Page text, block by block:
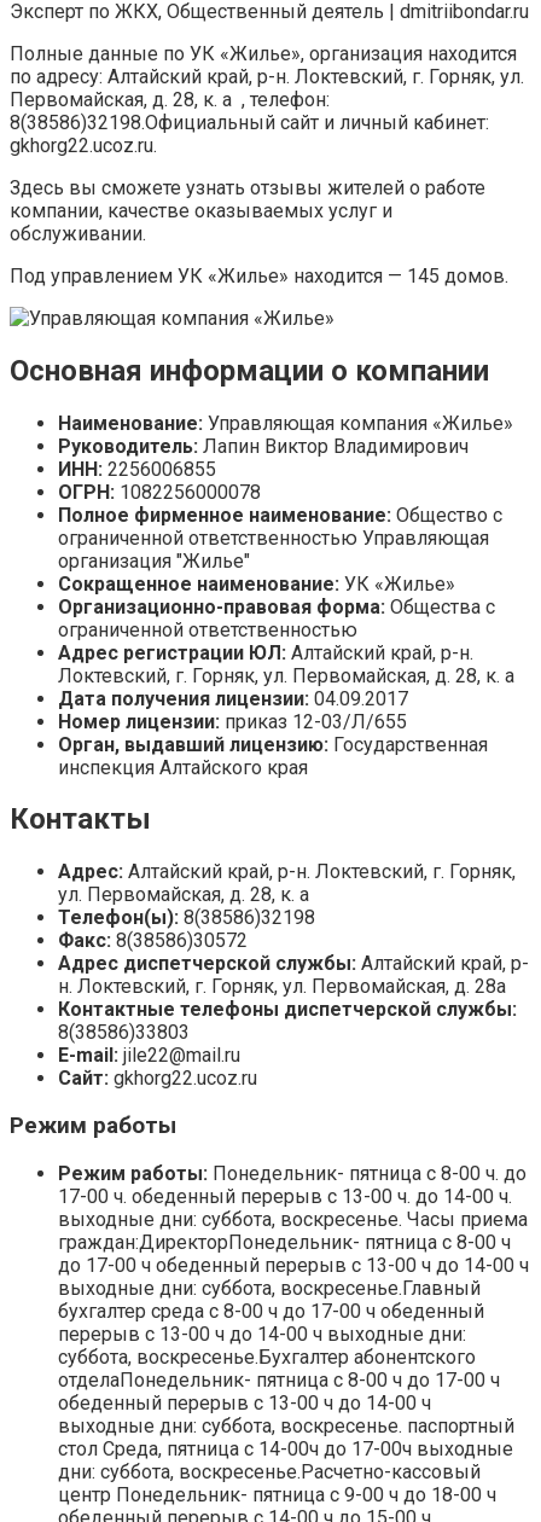
Эксперт по ЖКХ, Общественный деятель | dmitriibondar.ru
Полные данные по УК «Жилье», организация находится
по адресу: Алтайский край, р-н. Локтевский, г. Горняк, ул.
Первомайская, д. 28, к. a , телефон:
8(38586)32198.Официальный сайт и личный кабинет:
gkhorg22.ucoz.ru.
Здесь вы сможете узнать отзывы жителей о работе
компании, качестве оказываемых услуг и
обслуживании.
Под управлением УК «Жилье» находится — 145 домов.
Основная информации о компании
Наименование: Управляющая компания «Жилье»
Руководитель: Лапин Виктор Владимирович
ИНН: 2256006855
ОГРН: 1082256000078
Полное фирменное наименование: Общество с
ограниченной ответственностью Управляющая
организация "Жилье"
Сокращенное наименование: УК «Жилье»
Организационно-правовая форма: Общества с
ограниченной ответственностью
Адрес регистрации ЮЛ: Алтайский край, р-н.
Локтевский, г. Горняк, ул. Первомайская, д. 28, к. a
Дата получения лицензии: 04.09.2017
Номер лицензии: приказ 12-03/Л/655
Орган, выдавший лицензию: Государственная
инспекция Алтайского края
Контакты
Адрес: Алтайский край, р-н. Локтевский, г. Горняк,
ул. Первомайская, д. 28, к. a
Телефон(ы): 8(38586)32198
Факс: 8(38586)30572
Адрес диспетчерской службы: Алтайский край, р-
н. Локтевский, г. Горняк, ул. Первомайская, д. 28а
Контактные телефоны диспетчерской службы:
8(38586)33803
E-mail: jile22@mail.ru
Сайт: gkhorg22.ucoz.ru
Режим работы
Режим работы: Понедельник- пятница с 8-00 ч. до
17-00 ч. обеденный перерыв с 13-00 ч. до 14-00 ч.
выходные дни: суббота, воскресенье. Часы приема
граждан:ДиректорПонедельник- пятница с 8-00 ч
до 17-00 ч обеденный перерыв с 13-00 ч до 14-00 ч
выходные дни: суббота, воскресенье.Главный
бухгалтер среда с 8-00 ч до 17-00 ч обеденный
перерыв с 13-00 ч до 14-00 ч выходные дни:
суббота, воскресенье.Бухгалтер абонентского
отделаПонедельник- пятница с 8-00 ч до 17-00 ч
обеденный перерыв с 13-00 ч до 14-00 ч
выходные дни: суббота, воскресенье. паспортный
стол Среда, пятница с 14-00ч до 17-00ч выходные
дни: суббота, воскресенье.Расчетно-кассовый
центр Понедельник- пятница с 9-00 ч до 18-00 ч